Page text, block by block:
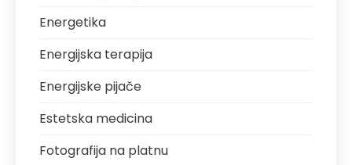
Energetika
Energijska terapija
Energijske pijače
Estetska medicina
Fotografija na platnu